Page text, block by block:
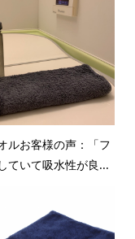
ルお客様の声：「フ
ていて吸水性が良...